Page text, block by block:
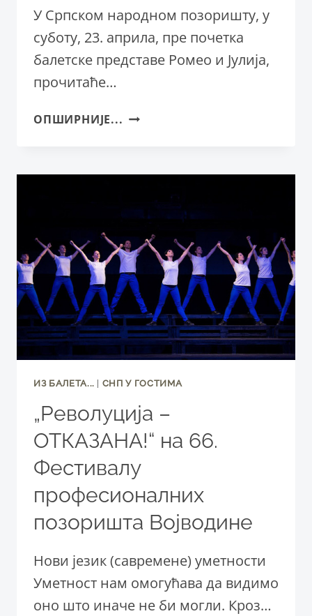
У Српском народном позоришту, у
суботу, 23. априла, пре почетка
балетске представе Ромео и Јулија,
прочитаће…
ОПШИРНИЈЕ... ОБЕЛЕЖАВАЊЕ
ШЕКСПИРА
У
СНП-
У
ИЗ БАЛЕТА... СНП У ГОСТИМА
„Револуција –
ОТКАЗАНА!“ на 66.
Фестивалу
професионалних
позоришта Војводине
Нови језик (савремене) уметности
Уметност нам омогућава да видимо
оно што иначе не би могли. Кроз…